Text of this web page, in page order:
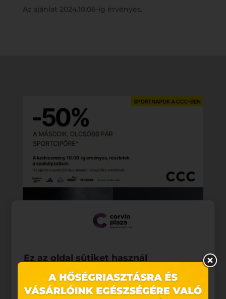
Az ajánlat 2024.10.06-ig érvényes.
Ez az oldal sütiket használ
Weboldalunkon „cookie"-kat (továbbiakban „süti")
alkalmazunk. Ezek olyan fájlok, melyek információt